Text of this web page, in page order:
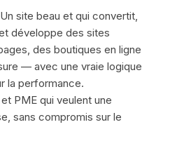
site beau et qui convertit,
développe des sites
des boutiques en ligne
— avec une vraie logique
la performance.
PME qui veulent une
sans compromis sur le